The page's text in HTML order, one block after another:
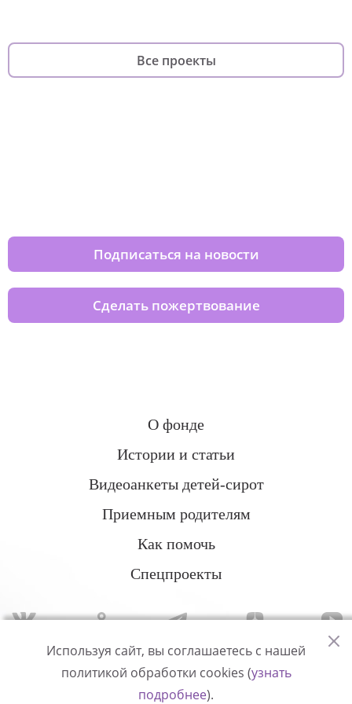
Все проекты
Подписаться на новости
Сделать пожертвование
О фонде
Истории и статьи
Видеоанкеты детей-сирот
Приемным родителям
Как помочь
Спецпроекты
Политика конфиденциальности
Используя сайт, вы соглашаетесь с нашей
политикой обработки cookies (узнать
подробнее).